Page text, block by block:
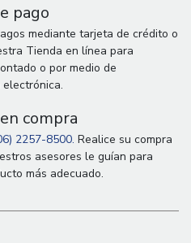
pago
mediante tarjeta de crédito o
Tienda en línea para
o por medio de
compra
2257-8500. Realice su compra
asesores le guían para
más adecuado.